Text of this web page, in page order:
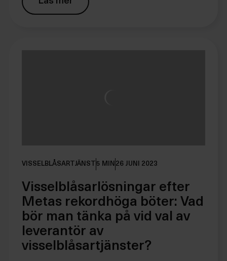
VISSELBLÅSARTJÄNST 5 MIN 26 JUNI 2023
Visselblåsarlösningar efter
Metas rekordhöga böter: Vad
bör man tänka på vid val av
leverantör av
visselblåsartjänster?